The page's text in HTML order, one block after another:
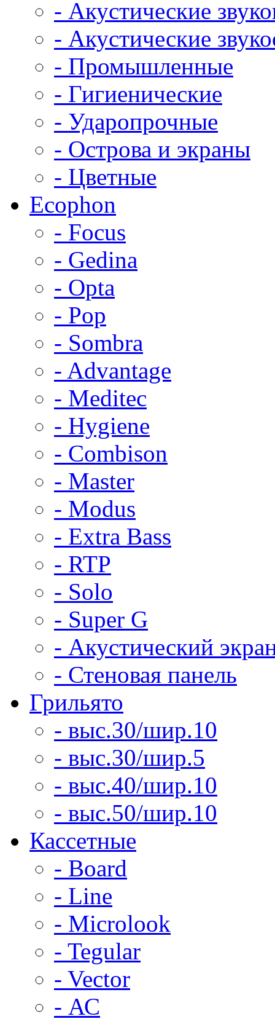
- Акустические
- Акустические
- Промышленные
- Гигиенические
- Ударопрочные
- Острова и экраны
- Цветные
Ecophon
- Focus
- Gedina
- Opta
- Pop
- Sombra
- Advantage
- Meditec
- Hygiene
- Combison
- Master
- Modus
- Extra Bass
- RTP
- Solo
- Super G
- Акустический
- Стеновая панель
Грильято
- выс.30/шир.10
- выс.30/шир.5
- выс.40/шир.10
- выс.50/шир.10
Кассетные
- Board
- Line
- Microlook
- Tegular
- Vector
- АС